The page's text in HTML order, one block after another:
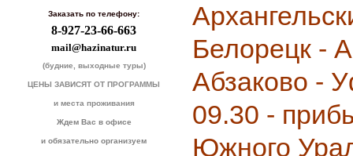
Заказать по телефону:
8-927-23-66-663
mail@hazinatur.ru
(будние, выходные туры)
ЦЕНЫ ЗАВИСЯТ ОТ ПРОГРАММЫ
и места проживания
Ждем Вас в офисе
и обязательно организуем
Белорецк -
Абзаково -
09.30 -
Южного